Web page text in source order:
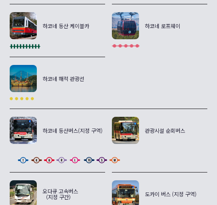
하코네 등산 케이블카 하코네 로프웨이
하코네 해적 관광선
하코네 등산버스(지정 구역) 관광시설 순회버스
오다큐 고속버스
（지정 구간） 도카이 버스 (지정 구역)